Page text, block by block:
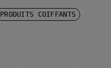
PRODUITS COIFFANTS